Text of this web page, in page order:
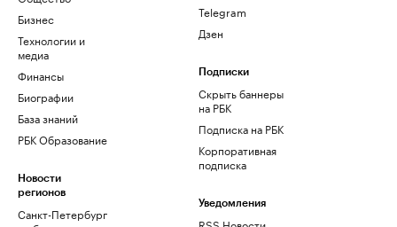
Бизнес
Технологии и
медиа
Финансы
Биографии
База знаний
РБК Образование
Новости
регионов
Санкт-Петербург
Telegram
Дзен
Подписки
Скрыть баннеры
на РБК
Подписка на РБК
Корпоративная
подписка
Уведомления